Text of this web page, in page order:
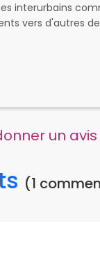
interurbains
vers d'autres
un avis
(1